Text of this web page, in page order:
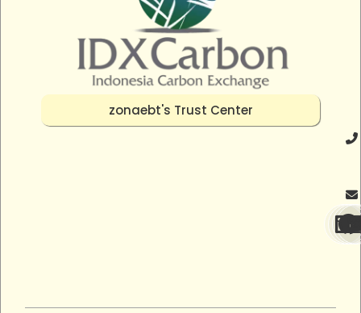
zonaebt's Trust Center